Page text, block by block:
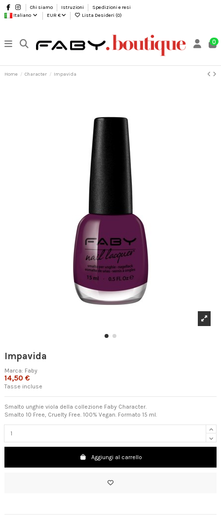
Chi siamo Istruzioni
Spedizioni e resi
Italiano
EUR € Lista Desideri (0)
0
Home Character Impavida
Impavida
Marca: Faby
14,50 €
Tasse incluse
Smalto unghie viola della collezione Faby Character.
Smalto 10 Free, Cruelty Free. 100% Vegan. Formato 15 ml.
Aggiungi al carrello